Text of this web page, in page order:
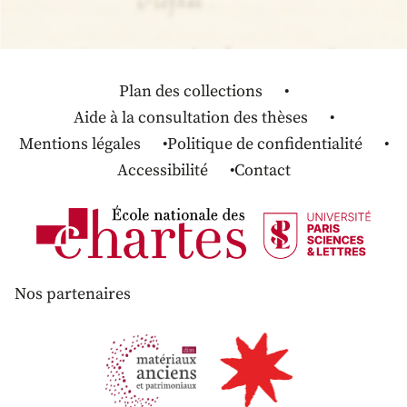
Plan des collections
Aide à la consultation des thèses
Mentions légales
Politique de confidentialité
Accessibilité
Contact
Nos partenaires